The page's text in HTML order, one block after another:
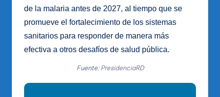
de la malaria antes de 2027, al tiempo que se
promueve el fortalecimiento de los sistemas
sanitarios para responder de manera más
efectiva a otros desafíos de salud pública.
Fuente:PresidenciaRD